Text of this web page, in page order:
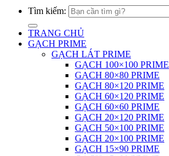
Tìm kiếm:
TRANG CHỦ
GẠCH PRIME
GẠCH LÁT PRIME
GẠCH 100×100 PRIME
GẠCH 80×80 PRIME
GẠCH 80×120 PRIME
GẠCH 60×120 PRIME
GẠCH 60×60 PRIME
GẠCH 20×120 PRIME
GẠCH 50×100 PRIME
GẠCH 20×100 PRIME
GẠCH 15×90 PRIME